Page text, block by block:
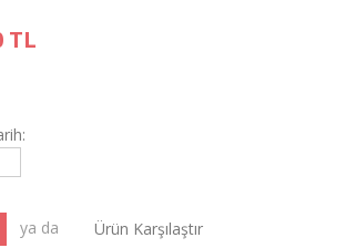
TL
ya da Ürün Karşılaştır